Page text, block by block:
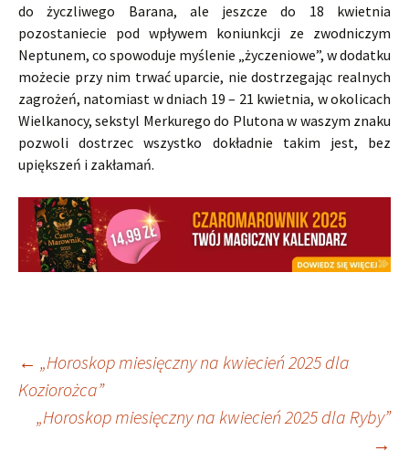
do życzliwego Barana, ale jeszcze do 18 kwietnia
pozostaniecie pod wpływem koniunkcji ze zwodniczym
Neptunem, co spowoduje myślenie „życzeniowe”, w dodatku
możecie przy nim trwać uparcie, nie dostrzegając realnych
zagrożeń, natomiast w dniach 19 – 21 kwietnia, w okolicach
Wielkanocy, sekstyl Merkurego do Plutona w waszym znaku
pozwoli dostrzec wszystko dokładnie takim jest, bez
upiększeń i zakłamań.
Nawigacja
wpisu
← „Horoskop miesięczny na kwiecień 2025 dla
Koziorożca”
„Horoskop miesięczny na kwiecień 2025 dla Ryby”
→